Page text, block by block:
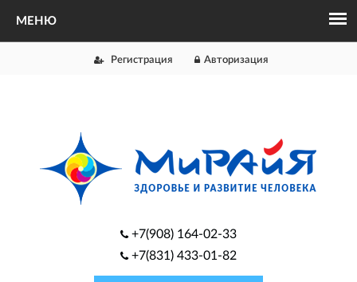
Регистрация Авторизация
+7(908) 164-02-33
+7(831) 433-01-82